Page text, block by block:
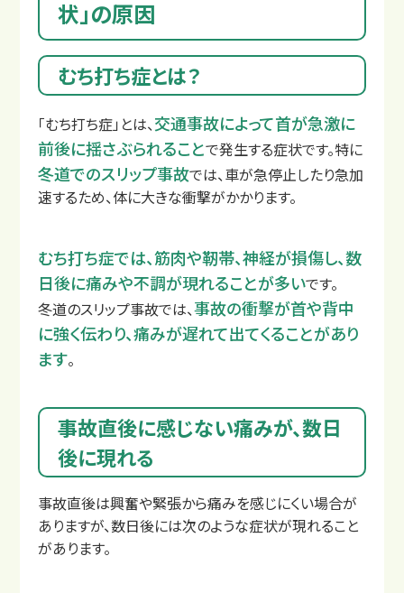
交通事故治療例
交通事故コラム
状」の原因
むち打ち症とは？
「むち打ち症」とは、交通事故によって首が急激に
前後に揺さぶられることで発生する症状です。特に
冬道でのスリップ事故では、車が急停止したり急加
速するため、体に大きな衝撃がかかります。
むち打ち症では、筋肉や靭帯、神経が損傷し、数
日後に痛みや不調が現れることが多いです。
冬道のスリップ事故では、事故の衝撃が首や背中
に強く伝わり、痛みが遅れて出てくることがあり
ます。
事故直後に感じない痛みが、数日
後に現れる
事故直後は興奮や緊張から痛みを感じにくい場合が
ありますが、数日後には次のような症状が現れること
があります。